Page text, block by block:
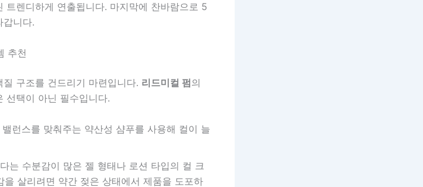
트렌디하게 연출됩니다. 마지막에 찬바람으로 5
갑니다.
추천
구조를 건드리기 마련입니다. 리드미컬 펌의
선택이 아닌 필수입니다.
런스를 맞춰주는 약산성 샴푸를 사용해 컬이 늘
는 수분감이 많은 젤 형태나 로션 타입의 컬 크
을 살리려면 약간 젖은 상태에서 제품을 도포하